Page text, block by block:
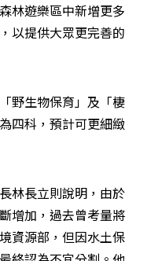
林遊樂區中新增更多
以提供大眾更完善的
野生物保育」及「棲
四科，預計可更細緻
林長立則說明，由於
增加，過去曾考量將
資源部，但因水土保